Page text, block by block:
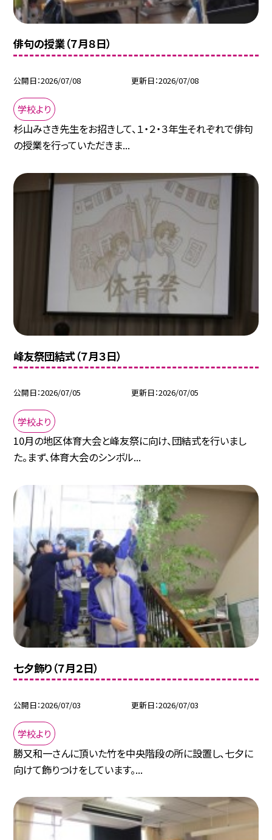
俳句の授業（７月８日）
公開日 2026/07/08 更新日 2026/07/08
学校より
杉山みさき先生をお招きして、１・２・３年生それぞれで俳句
の授業を行っていただきま...
峰友祭団結式（７月３日）
公開日 2026/07/05 更新日 2026/07/05
学校より
10月の地区体育大会と峰友祭に向け、団結式を行いまし
た。まず、体育大会のシンボル...
七夕飾り（７月２日）
公開日 2026/07/03 更新日 2026/07/03
学校より
勝又和一さんに頂いた竹を中央階段の所に設置し、七夕に
向けて飾りつけをしています。...